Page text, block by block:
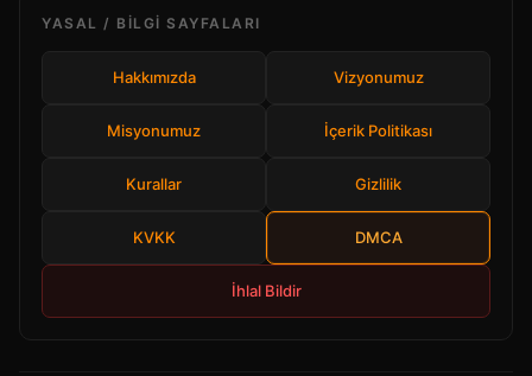
YASAL / BILGI SAYFALARI
Hakkımızda Vizyonumuz
Misyonumuz İçerik Politikası
Kurallar Gizlilik
KVKK DMCA
İhlal Bildir